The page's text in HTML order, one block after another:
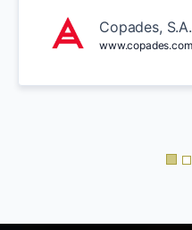
Copades, S.A.